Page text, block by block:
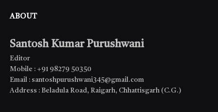
ABOUT
Santosh Kumar Purushwani
Editor
Mobile : +91 98279 50350
Email : santoshpurushwani345@gmail.com
Address : Beladula Road, Raigarh, Chhattisgarh (C.G.)